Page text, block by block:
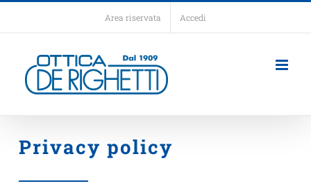
al
contenuto
Area riservata Accedi
Privacy policy